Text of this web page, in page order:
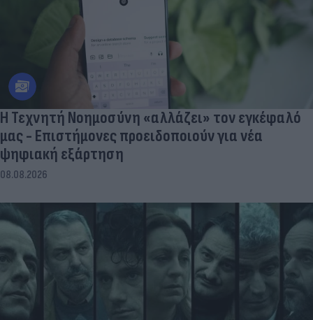
Η Τεχνητή Νοημοσύνη «αλλάζει» τον εγκέφαλό
μας - Eπιστήμονες προειδοποιούν για νέα
ψηφιακή εξάρτηση
08.08.2026